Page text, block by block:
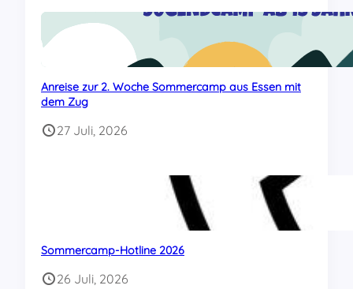
Anreise zur 2. Woche Sommercamp aus Essen mit
dem Zug
27 Juli, 2026
Sommercamp-Hotline 2026
26 Juli, 2026